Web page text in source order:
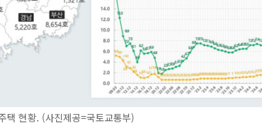
택 현황. (사진제공=국토교통부)